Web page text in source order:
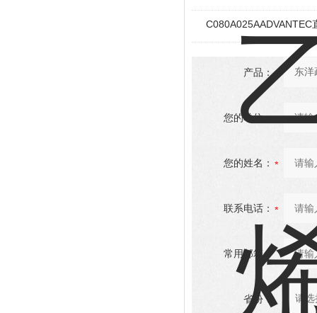
产品：
您的单位：
您的姓名：
联系电话：
常用邮箱：
省份：